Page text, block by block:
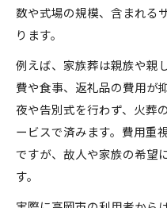
数や式場の規模、含まれる
ります。
例えば、家族葬は親族や親
費や食事、返礼品の費用が
夜や告別式を行わず、火葬
ービスで済みます。費用重
ですが、故人や家族の希望
す。